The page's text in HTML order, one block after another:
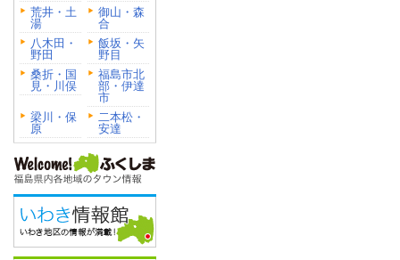
荒井・土
湯
御山・森
合
八木田・
野田
飯坂・矢
野目
桑折・国
見・川俣
福島市北
部・伊達
市
梁川・保
原
二本松・
安達